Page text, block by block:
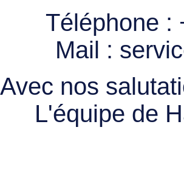
Téléphone :
Mail :
Avec nos
L'équipe de